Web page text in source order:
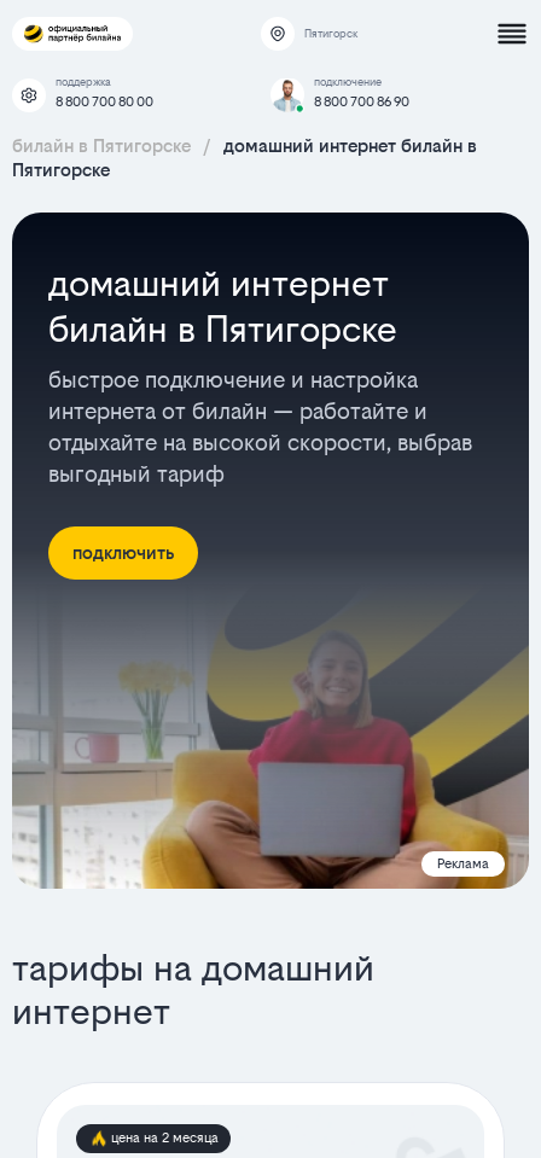
Пятигорск
поддержка
8 800 700 80 00
подключение
8 800 700 86 90
билайн в Пятигорске /
домашний интернет билайн в
Пятигорске
домашний интернет
билайн в Пятигорске
быстрое подключение и настройка
интернета от билайн — работайте и
отдыхайте на высокой скорости, выбрав
выгодный тариф
подключить
Реклама
тарифы на домашний
интернет
цена на 2 месяца